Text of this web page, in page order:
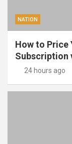
NATION
How to Price
Subscription
24 hours ago